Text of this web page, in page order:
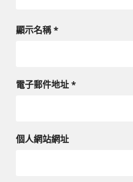
顯示名稱*
電子郵件地址 *
個人網站網址